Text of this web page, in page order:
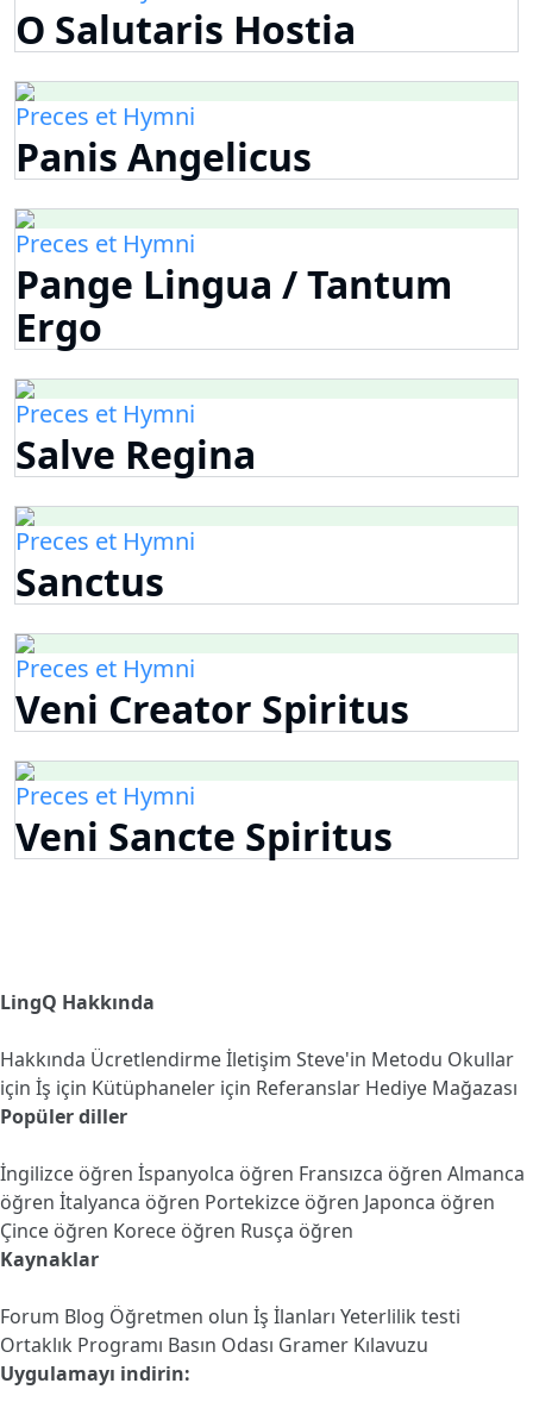
O Salutaris Hostia
Preces et Hymni
Panis Angelicus
Preces et Hymni
Pange Lingua / Tantum
Ergo
Preces et Hymni
Salve Regina
Preces et Hymni
Sanctus
Preces et Hymni
Veni Creator Spiritus
Preces et Hymni
Veni Sancte Spiritus
LingQ Hakkında
Hakkında Ücretlendirmeİletişim Steve'in Metodu Okullar
için İş için Kütüphaneler için Referanslar Hediye Mağazası
Popüler diller
İngilizce öğren İspanyolca öğren Fransızca öğren Almanca
öğren İtalyanca öğren Portekizce öğren Japonca öğren
Çince öğren Korece öğren Rusça öğren
Kaynaklar
Forum Blog Öğretmen olun İş İlanları Yeterlilik testi
Ortaklık Programı Basın Odası Gramer Kılavuzu
Uygulamayı indirin: